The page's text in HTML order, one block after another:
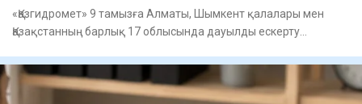
«Қазгидромет» 9 тамызға Алматы, Шымкент қалалары мен
Қазақстанның барлық 17 облысында дауылды ескерту